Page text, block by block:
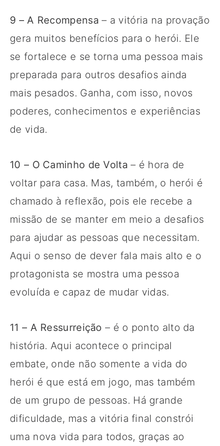
9 – A Recompensa – a vitória na provação
gera muitos benefícios para o herói. Ele
se fortalece e se torna uma pessoa mais
preparada para outros desafios ainda
mais pesados. Ganha, com isso, novos
poderes, conhecimentos e experiências
de vida.
10 – O Caminho de Volta – é hora de
voltar para casa. Mas, também, o herói é
chamado à reflexão, pois ele recebe a
missão de se manter em meio a desafios
para ajudar as pessoas que necessitam.
Aqui o senso de dever fala mais alto e o
protagonista se mostra uma pessoa
evoluída e capaz de mudar vidas.
11 – A Ressurreição – é o ponto alto da
história. Aqui acontece o principal
embate, onde não somente a vida do
herói é que está em jogo, mas também
de um grupo de pessoas. Há grande
dificuldade, mas a vitória final constrói
uma nova vida para todos, graças ao